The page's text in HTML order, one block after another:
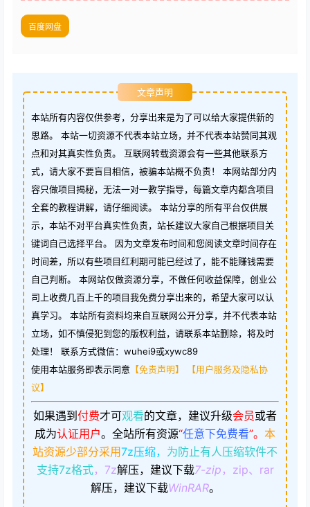
百度网盘
文章声明
本站所有内容仅供参考，分享出来是为了可以给大家提供新的
思路。 本站一切资源不代表本站立场，并不代表本站赞同其观
点和对其真实性负责。 互联网转载资源会有一些其他联系方
式，请大家不要盲目相信，被骗本站概不负责！ 本网站部分内
容只做项目揭秘，无法一对一教学指导，每篇文章内都含项目
全套的教程讲解，请仔细阅读。 本站分享的所有平台仅供展
示，本站不对平台真实性负责，站长建议大家自己根据项目关
键词自己选择平台。 因为文章发布时间和您阅读文章时间存在
时间差，所以有些项目红利期可能已经过了，能不能赚钱需要
自己判断。 本网站仅做资源分享，不做任何收益保障，创业公
司上收费几百上千的项目我免费分享出来的，希望大家可以认
真学习。 本站所有资料均来自互联网公开分享，并不代表本站
立场，如不慎侵犯到您的版权利益，请联系本站删除，将及时
处理！ 联系方式微信：wuhei9或xywc89
使用本站服务即表示同意 【免责声明】
【用户服务及隐私协
议】
如果遇到 付费才可观看的文章，建议升级会员或者
成为认证用户。 全站所有资源“任意下免费看”。 本
站资源少部分采用7z压缩， 为防止有人压缩软件不
支持7z格式，7z解压，建议下载7-zip ，zip、rar
解压，建议下载WinRAR。